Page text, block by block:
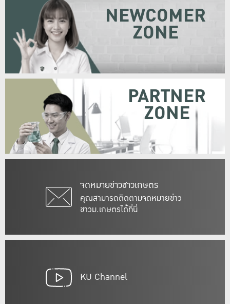
จดหมายข่าวชาวเกษตร
คุณสามารถติดตามจดหมายข่าว
ชาวม.เกษตรได้ที่นี่
NEWCOMER
ZONE
PARTNER
ZONE
KU Channel